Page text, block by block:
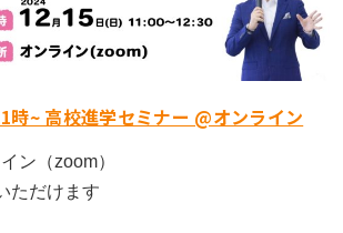
時~ 高校進学セミナー @オンライン
ン（zoom）
ただけます